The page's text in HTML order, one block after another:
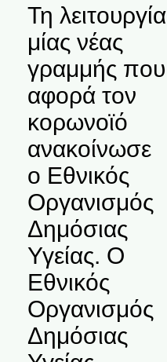
Τη λειτουργία
μίας νέας
γραμμής που
αφορά τον
κορωνοϊό
ανακοίνωσε
ο Εθνικός
Οργανισμός
Δημόσιας
Υγείας. Ο
Εθνικός
Οργανισμός
Δημόσιας